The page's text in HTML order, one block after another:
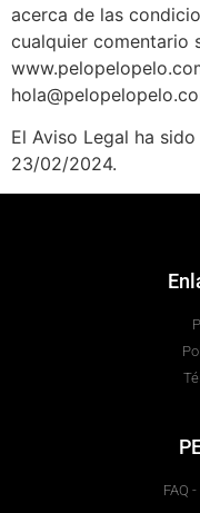
acerca de las
cualquier comentario
El Aviso Legal ha
23/02/2024.
FAQ